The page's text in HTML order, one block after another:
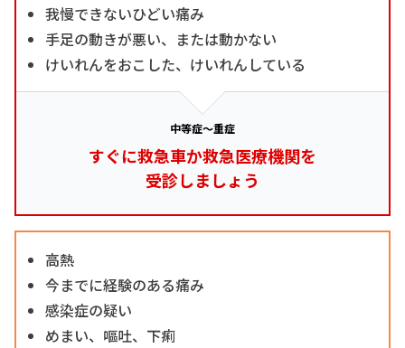
我慢できないひどい痛み
手足の動きが悪い、または動かない
けいれんをおこした、けいれんしている
中等症～重症
すぐに救急車か救急医療機関を
受診しましょう
高熱
今までに経験のある痛み
感染症の疑い
めまい、嘔吐、下痢